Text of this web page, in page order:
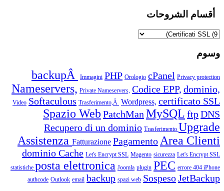
أقسام الشروحات
وسوم
backupÂ Immagini PHP Orologio cPanel Privacy protection
Nameservers, Private Nameservers, Codice EPP, dominio,
Video Softaculous Trasferimento,Â Wordpress, certificato SSL
Spazio Web PatchMan MySQL ftpDNS
Recupero di un dominio Trasferimento Upgrade
Assistenza Fatturazione Pagamento Area Clienti
dominio Cache Let's Encrypt SSL Magento sicurezza Let's Encrypt SSL
statistiche posta elettronica Joomla plugin PEC errore 404 iPhone
authcode Outlook email backup spazi web SospesoJetBackup